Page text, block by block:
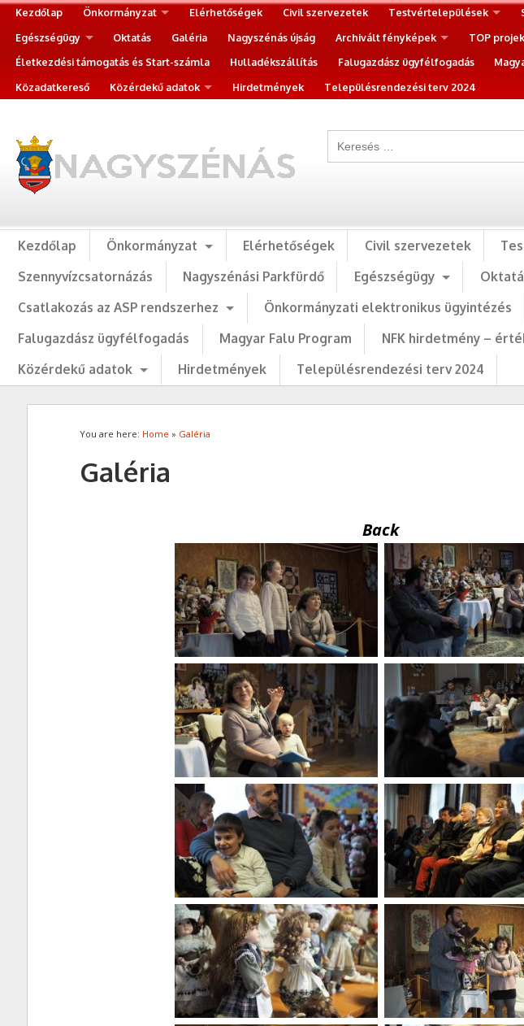
Kezdőlap Önkormányzat Elérhetőségek Civil szervezetek Testvértelepülések
Egészségügy
Oktatás Galéria Nagyszénás újság Archivált fényképek TOP
Életkezdési támogatás és Start-számla
Hulladékszállítás Falugazdász ügyfélfogadás
Közadatkereső
Közérdekű adatok Hirdetmények Településrendezési terv 2024
Kezdőlap Önkormányzat Elérhetőségek Civil szervezetek
Szennyvízcsatornázás
Nagyszénási Parkfürdő Egészségügy
Csatlakozás az ASP rendszerhez
Önkormányzati elektronikus ügyintézés
Falugazdász ügyfélfogadás
Magyar Falu Program NFK hirdetmény –
Közérdekű adatok
Hirdetmények Településrendezési terv 2024
You are here: Home » Galéria
Galéria
Back